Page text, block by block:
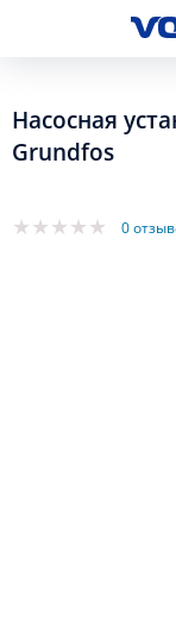
Насосная
Grundfos
0